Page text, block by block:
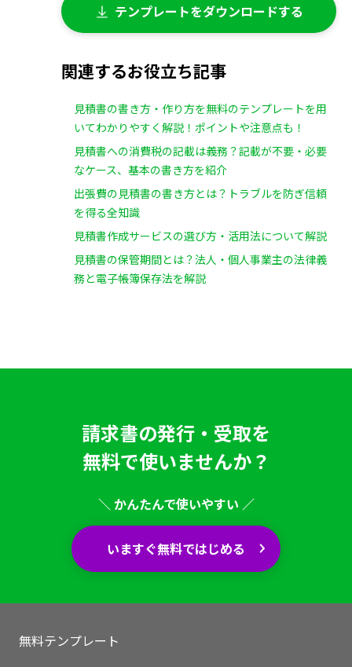
テンプレートをダウンロードする
関連するお役立ち記事
見積書の書き方・作り方を無料のテンプレートを用
いてわかりやすく解説！ポイントや注意点も！
見積書への消費税の記載は義務？記載が不要・必要
なケース、基本の書き方を紹介
出張費の見積書の書き方とは？トラブルを防ぎ信頼
を得る全知識
見積書作成サービスの選び方・活用法について解説
見積書の保管期間とは？法人・個人事業主の法律義
務と電子帳簿保存法を解説
請求書の発行・受取を
無料で使いませんか？
＼ かんたんで使いやすい ／
いますぐ無料ではじめる
無料テンプレート